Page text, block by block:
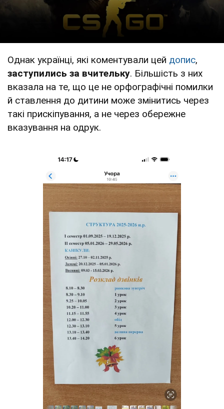
Однак українці, які коментували цей допис,
заступились за вчительку. Більшість з них
вказала на те, що це не орфографічні помилки
й ставлення до дитини може змінитись через
такі прискіпування, а не через обережне
вказування на одрук.